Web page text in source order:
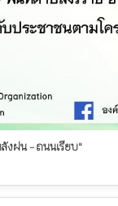
งฝน - ถนนเรียบ"